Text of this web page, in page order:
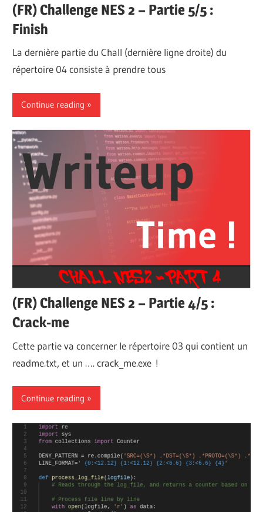
(FR) Challenge NES 2 – Partie 5/5 :
Finish
La dernière partie du Chall (dernière ligne droite) du
répertoire 04 consiste à prendre tous
Continue reading
(FR) Challenge NES 2 – Partie 4/5 :
Crack-me
Cette partie va concerner le répertoire 03 qui contient un
readme.txt, et un …. crack_me.exe !
Continue reading